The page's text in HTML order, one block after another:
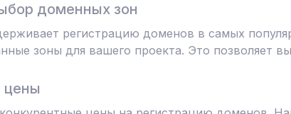
доменных зон
регистрацию доменов в самых
зоны для вашего проекта. Это позволяет
цены